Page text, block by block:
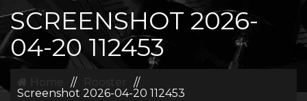
SCREENSHOT 2026-
04-20 112453
Home // Rooster //
Screenshot 2026-04-20 112453